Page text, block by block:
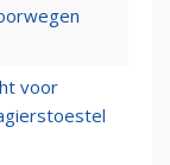
voor